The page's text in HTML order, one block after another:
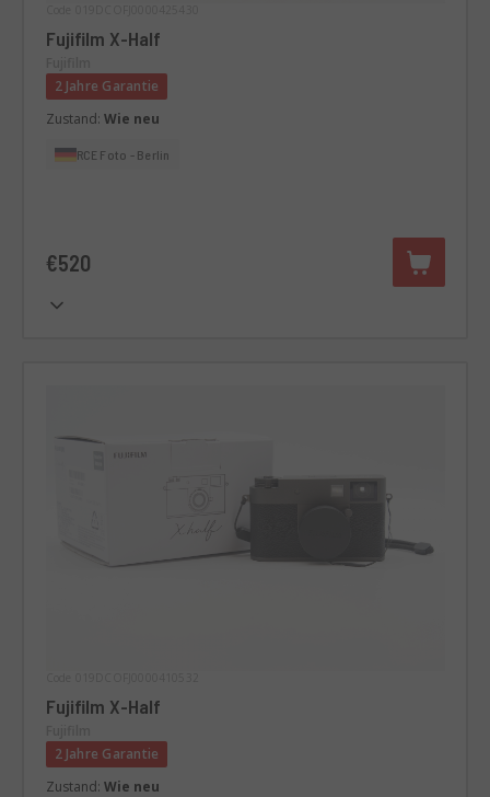
Fujifilm X-Half
2 Jahre Garantie
Zustand: Wie neu
RCE Foto - Berlin
€520
Fujifilm X-Half
2 Jahre Garantie
Zustand: Wie neu